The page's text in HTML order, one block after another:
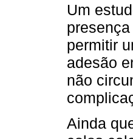
Um
permitir
adesão
não
Ainda